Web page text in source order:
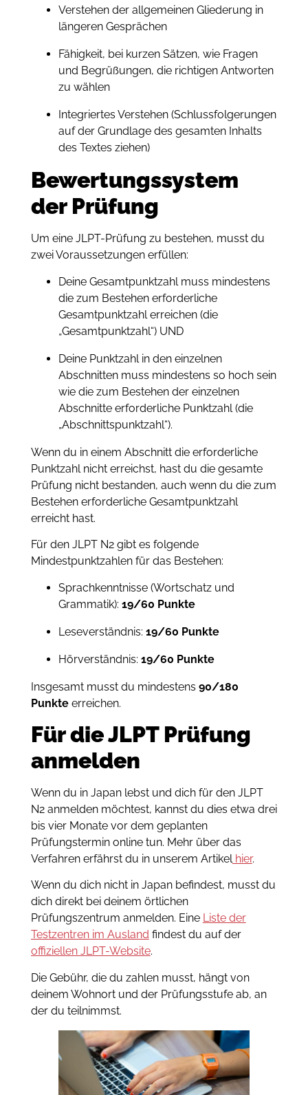
Verstehen der allgemeinen Gliederung in
längeren Gesprächen
Fähigkeit, bei kurzen Sätzen, wie Fragen
und Begrüßungen, die richtigen Antworten
zu wählen
Integriertes Verstehen (Schlussfolgerungen
auf der Grundlage des gesamten Inhalts
des Textes ziehen)
Bewertungssystem
der Prüfung
Um eine JLPT-Prüfung zu bestehen, musst du
zwei Voraussetzungen erfüllen:
Deine Gesamtpunktzahl muss mindestens
die zum Bestehen erforderliche
Gesamtpunktzahl erreichen (die
„Gesamtpunktzahl“) UND
Deine Punktzahl in den einzelnen
Abschnitten muss mindestens so hoch sein
wie die zum Bestehen der einzelnen
Abschnitte erforderliche Punktzahl (die
„Abschnittspunktzahl“).
Wenn du in einem Abschnitt die erforderliche
Punktzahl nicht erreichst, hast du die gesamte
Prüfung nicht bestanden, auch wenn du die zum
Bestehen erforderliche Gesamtpunktzahl
erreicht hast.
Für den JLPT N2 gibt es folgende
Mindestpunktzahlen für das Bestehen:
Sprachkenntnisse (Wortschatz und
Grammatik): 19/60 Punkte
Leseverständnis: 19/60 Punkte
Hörverständnis: 19/60 Punkte
Insgesamt musst du mindestens 90/180
Punkteerreichen.
Für die JLPT Prüfung
anmelden
Wenn du in Japan lebst und dich für den JLPT
N2 anmelden möchtest, kannst du dies etwa drei
bis vier Monate vor dem geplanten
Prüfungstermin online tun. Mehr über das
Verfahren erfährst du in unserem Artikelhier.
Wenn du dich nicht in Japan befindest, musst du
dich direkt bei deinem örtlichen
Prüfungszentrum anmelden. Eine Liste der
Testzentren im Ausland findest du auf der
offiziellen JLPT-Website.
Die Gebühr, die du zahlen musst, hängt von
deinem Wohnort und der Prüfungsstufe ab, an
der du teilnimmst.